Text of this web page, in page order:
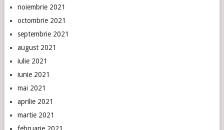
noiembrie 2021
octombrie 2021
septembrie 2021
august 2021
iulie 2021
iunie 2021
mai 2021
aprilie 2021
martie 2021